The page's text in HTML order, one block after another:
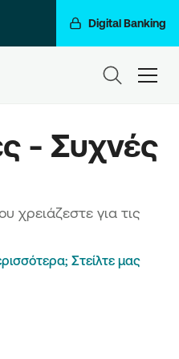
Digital Banking
- Συχνές
χρειάζεστε για τις
Στείλτε μας